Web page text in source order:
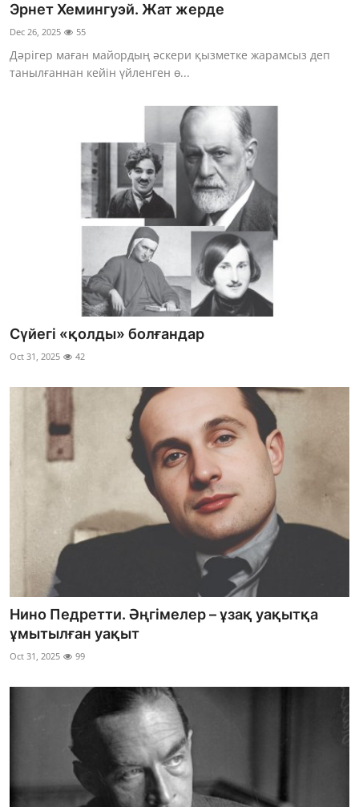
Эрнет Хемингуэй. Жат жерде
Dec 26, 2025 55
Дәрігер маған майордың әскери қызметке жарамсыз деп
танылғаннан кейін үйленген ө...
Сүйегі «қолды» болғандар
Oct 31, 2025 42
Нино Педретти. Әңгімелер – ұзақ уақытқа
ұмытылған уақыт
Oct 31, 2025 99